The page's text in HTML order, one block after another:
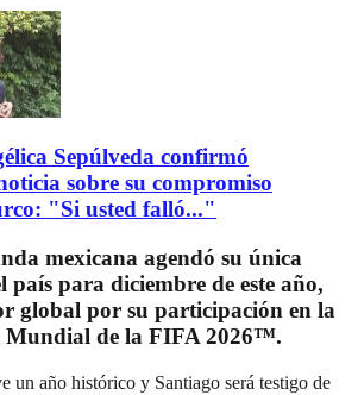
Sepúlveda confirmó
sobre su compromiso
"Si usted falló..."
mexicana agendó su única
país para diciembre de este año,
global por su participación en la
Mundial de la FIFA 2026™.
un año histórico y Santiago será testigo de